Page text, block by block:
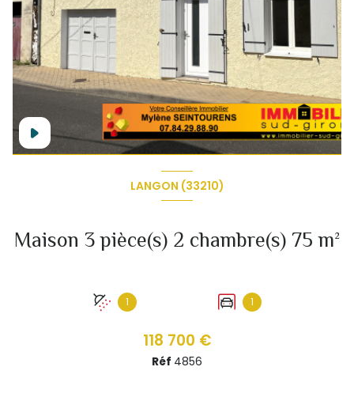
LANGON (33210)
Maison 3 pièce(s) 2 chambre(s) 75 m²
1 1
118 700 €
Réf 4856